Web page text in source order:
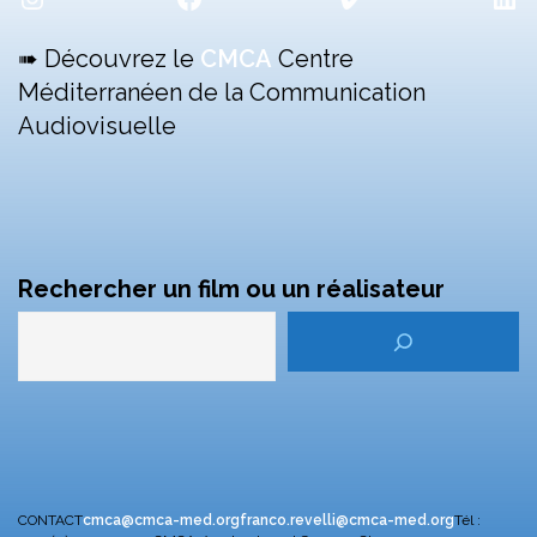
➠ Découvrez le CMCA Centre
Méditerranéen de la Communication
Audiovisuelle
Rechercher un film ou un réalisateur
CONTACTcmca@cmca-med.orgfranco.revelli@cmca-med.orgTél :